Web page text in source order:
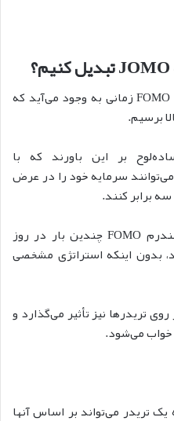
باید در نظر داشته باشیم که حس FOMO زمانی به وجود می‌آید که
برسیم.
بر این باورند که با
سرمایه خود را در عرض
برابر کنند.
ممکن است تریدرهای مبتلا به سندرم FOMO چندین بار در روز
بدون اینکه استراتژی مشخصی
تریدرها نیز تأثیر می‌گذارد و
خواب می‌شود.
تریدر می‌تواند بر اساس آنها